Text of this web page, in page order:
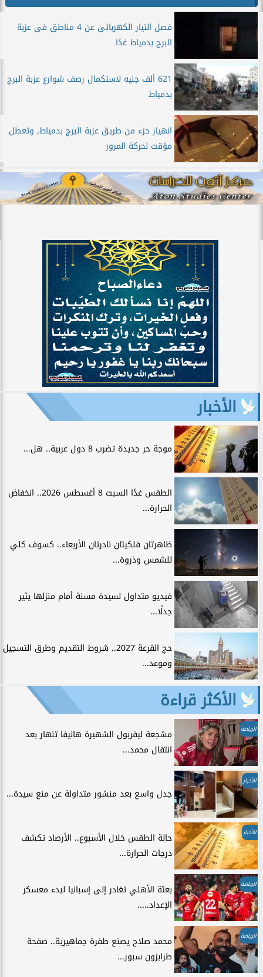
فصل التيار الكهربائى عن 4 مناطق فى عزبة
البرج بدمياط غدًا
621 ألف جنيه لاستكمال رصف شوارع عزبة البرج
بدمياط
انهيار حزء من طريق عزبة البرج بدمياط, وتعطل
مؤقت لحركة المرور
الأخبار
موجة حر جديدة تضرب 8 دول عربية.. هل...
الطقس غدًا السبت 8 أغسطس 2026.. انخفاض
الحرارة...
ظاهرتان فلكيتان نادرتان الأربعاء.. كسوف كلي
للشمس وذروة...
فيديو متداول لسيدة مسنة أمام منزلها يثير
جدلًا...
حج القرعة 2027.. شروط التقديم وطرق التسجيل
وموعد...
الأكثر قراءة
الرياضة
مشجعة ليفربول الشهيرة هانيفا تنهار بعد
انتقال محمد...
الأخبار
جدل واسع بعد منشور متداولة عن منع سيدة...
الأخبار
حالة الطقس خلال الأسبوع.. الأرصاد تكشف
درجات الحرارة...
الرياضة
بعثة الأهلي تغادر إلى إسبانيا لبدء معسكر
الإعداد.....
الرياضة
محمد صلاح يصنع طفرة جماهيرية.. صفحة
طرابزون سبور...